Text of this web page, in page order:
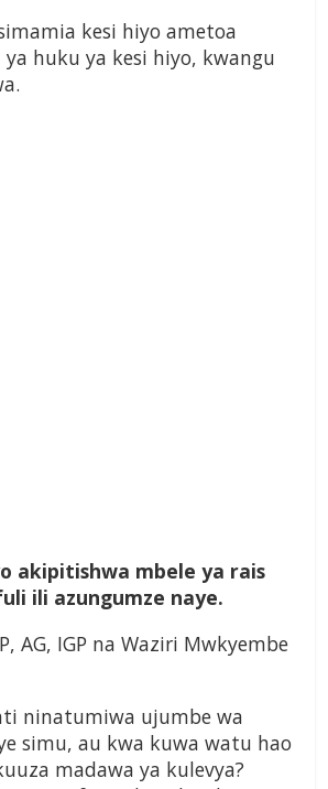
kesi hiyo ametoa
huku ya kesi hiyo, kwangu
akipitishwa mbele ya rais
ili azungumze naye.
AG, IGP na Waziri Mwkyembe
ninatumiwa ujumbe wa
simu, au kwa kuwa watu hao
madawa ya kulevya?